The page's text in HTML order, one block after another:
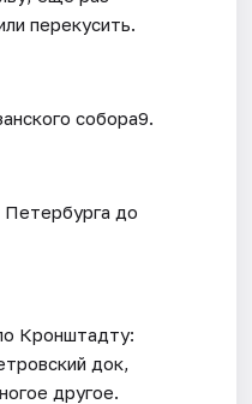
перекусить.
собора9.
Петербурга до
Кронштадту:
док,
другое.